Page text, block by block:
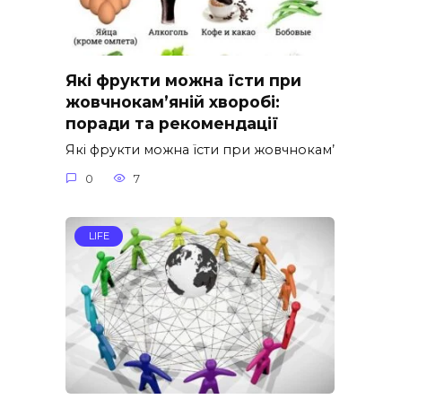
Які фрукти можна їсти при
жовчнокам’яній хворобі:
поради та рекомендації
Які фрукти можна їсти при жовчнокам’
0 7
LIFE